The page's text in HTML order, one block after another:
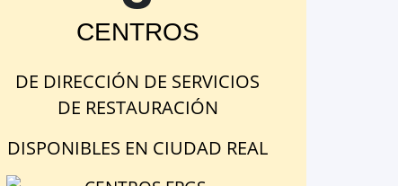
CENTROS
DE DIRECCIÓN DE SERVICIOS
DE RESTAURACIÓN
DISPONIBLES EN CIUDAD REAL